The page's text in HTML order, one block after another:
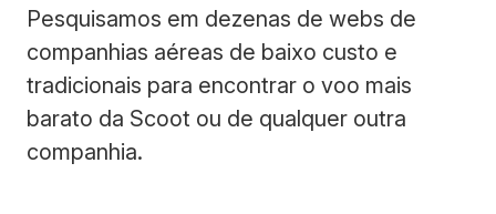
Pesquisamos em dezenas de webs de
companhias aéreas de baixo custo e
tradicionais para encontrar o voo mais
barato da Scoot ou de qualquer outra
companhia.